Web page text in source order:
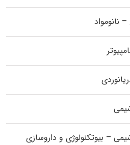
نانومواد
– بیوتکنولوژی و داروسازی